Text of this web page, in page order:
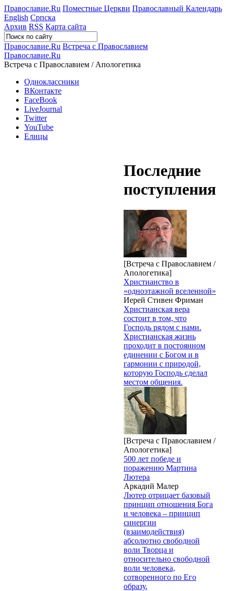
Православие.Ru Поместные Церкви Православный Календарь
English Српска
Архив RSS Карта сайта
Православие.Ru Встреча с Православием
Православие.Ru
Встреча с Православием / Апологетика
Одноклассники
ВКонтакте
FaceBook
LiveJournal
Twitter
YouTube
Елицы
Последние
поступления
[Встреча с Православием /
Апологетика]
Христианство в
«одноэтажной вселенной»
Иерей Стивен Фриман
Христианская вера
состоит в том, что
Господь рядом с нами.
Христианская жизнь
проходит в постоянном
единении с Богом и в
гармонии с природой,
которую Господь сделал
местом общения.
[Встреча с Православием /
Апологетика]
500 лет победе и
поражению Мартина
Лютера
Аркадий Малер
Лютер отрицает базовый
принцип отношения Бога
и человека – принцип
синергии
(взаимодействия)
абсолютно свободной
воли Творца и
относительно свободной
воли человека,
сотворенного по Его
образу.